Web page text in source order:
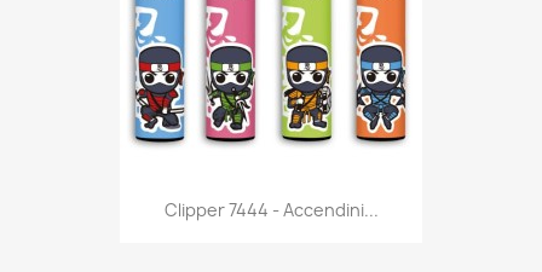
Anteprima
Clipper 7444 - Accendini...